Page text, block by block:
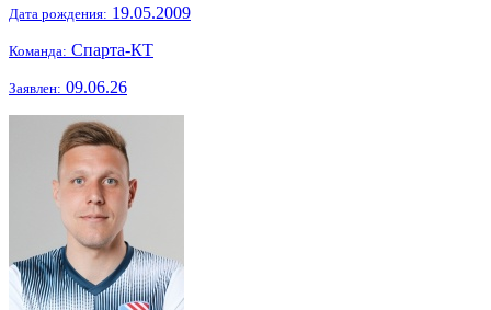
Дата рождения: 19.05.2009
Команда: Спарта-КТ
Заявлен: 09.06.26